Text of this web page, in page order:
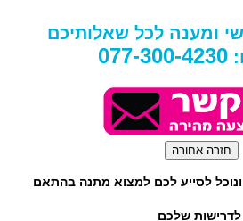
ומענה לכל שאלותיכם
077-300-4230
לסייע לכם למצוא מתנה בהתאם
לדרישות שלכם